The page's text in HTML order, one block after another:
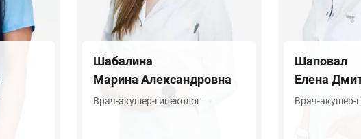
Шабалина
Марина Александровна
Врач-акушер-гинеколог
Шаповал
Елена
Врач-акушер-